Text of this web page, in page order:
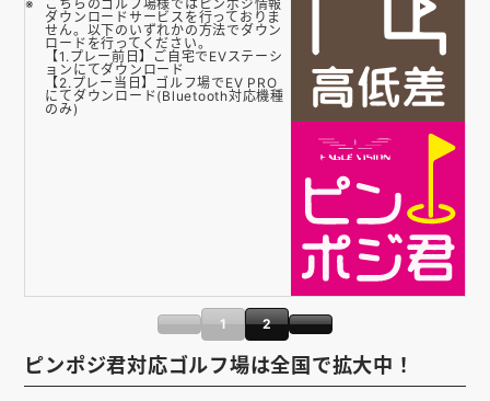
こちらのゴルフ場様ではピンポジ情報
ダウンロードサービスを行っておりま
せん。以下のいずれかの方法でダウン
ロードを行ってください。
【1.プレー前日】ご自宅でEVステーシ
ョンにてダウンロード
【2.プレー当日】ゴルフ場でEV PRO
にてダウンロード(Bluetooth対応機種
のみ)
1 2
ピンポジ君対応ゴルフ場は全国で拡大中！